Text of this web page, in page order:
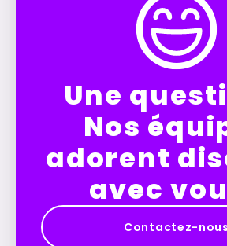
Une
Nos
adorent
avec
Contactez-nous